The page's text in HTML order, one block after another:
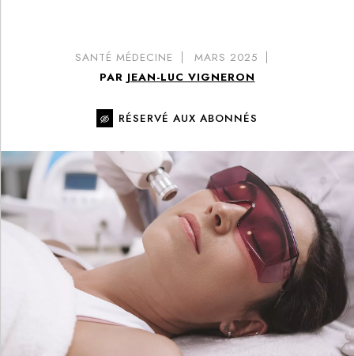
SANTÉ MÉDECINE
MARS 2025
PAR JEAN-LUC VIGNERON
RÉSERVÉ AUX ABONNÉS